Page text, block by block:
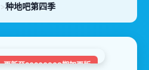
>种地吧第四季
更新至20260808期加更版